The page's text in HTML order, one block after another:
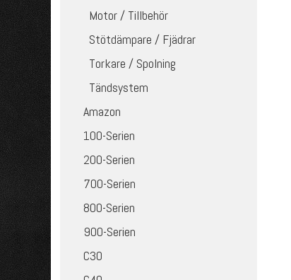
Motor / Tillbehör
Stötdämpare / Fjädrar
Torkare / Spolning
Tändsystem
Amazon
100-Serien
200-Serien
700-Serien
800-Serien
900-Serien
C30